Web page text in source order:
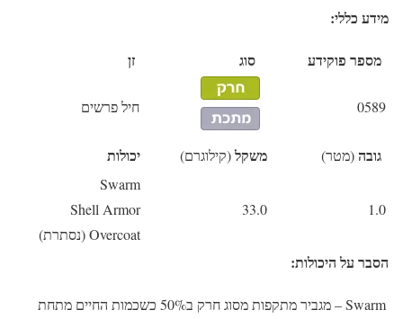
מידע כללי:
מספר פוקידע סוג זן
0589 חיל פרשים
גובה(מטר) משקל(קילוגרם) יכולות
1.0
33.0
Swarm
Shell Armor
Overcoat (נסתרת)
הסבר על היכולות:
Swarm
– מגביר מתקפות מסוג חרק ב50% כשכמות החיים מתחת